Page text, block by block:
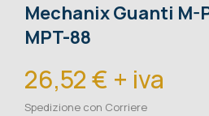
Mechanix Guanti M-
MPT-88
26,52 € + iva
Spedizione con Corriere